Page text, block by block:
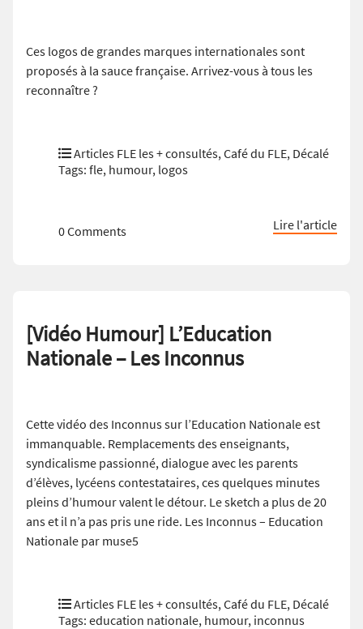
Ces logos de grandes marques internationales sont
proposés à la sauce française. Arrivez-vous à tous les
reconnaître ?
Articles FLE les + consultés,Café du FLE, Décalé
Tags: fle, humour, logos
0 Comments Lire l'article
[Vidéo Humour] L’Education
Nationale – Les Inconnus
Cette vidéo des Inconnus sur l’Education Nationale est
immanquable. Remplacements des enseignants,
syndicalisme passionné, dialogue avec les parents
d’élèves, lycéens contestataires, ces quelques minutes
pleins d’humour valent le détour. Le sketch a plus de 20
ans et il n’a pas pris une ride. Les Inconnus – Education
Nationale par muse5
Articles FLE les + consultés, Café du FLE, Décalé
Tags: education nationale, humour, inconnus